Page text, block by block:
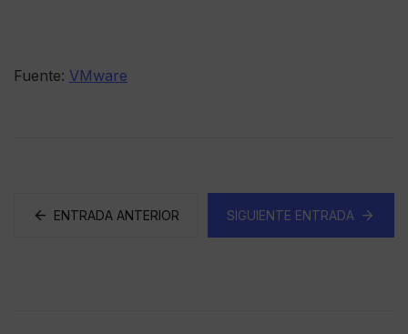
Fuente: VMware
ENTRADA ANTERIOR SIGUIENTE ENTRADA